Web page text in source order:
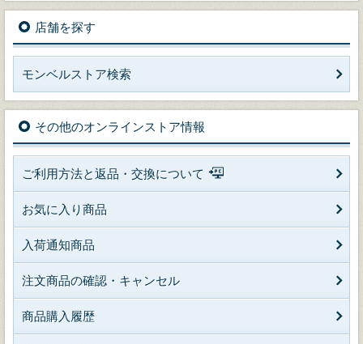
店舗を探す
モンベルストア検索
その他のオンラインストア情報
ご利用方法と返品・交換について
お気に入り商品
入荷通知商品
注文商品の確認・キャンセル
商品購入履歴